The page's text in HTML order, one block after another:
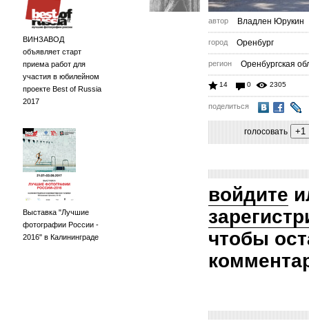
ВИНЗАВОД
объявляет старт
приема работ для
участия в юбилейном
проекте Best of Russia
2017
Выставка "Лучшие
фотографии России -
2016" в Калининграде
автор Владлен Юрукин
город Оренбург
регион Оренбургская
14 0 2305
поделиться
голосовать
войдите
чтобы